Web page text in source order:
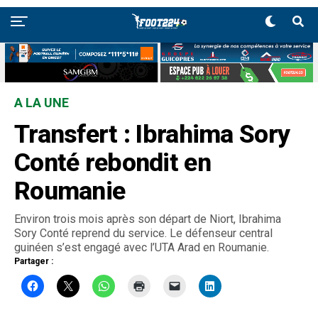
A LA UNE
Transfert : Ibrahima Sory
Conté rebondit en
Roumanie
Environ trois mois après son départ de Niort, Ibrahima
Sory Conté reprend du service. Le défenseur central
guinéen s’est engagé avec l’UTA Arad en Roumanie.
Partager :